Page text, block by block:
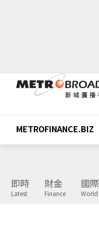
METROFINANCE.BIZ
即時
Latest
財金
Finance
國際
World